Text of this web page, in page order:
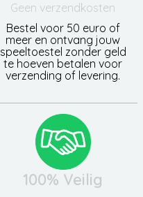
Geen verzendkosten
Bestel voor 50 euro of
meer en ontvang jouw
speeltoestel zonder geld
te hoeven betalen voor
verzending of levering.
100% Veilig